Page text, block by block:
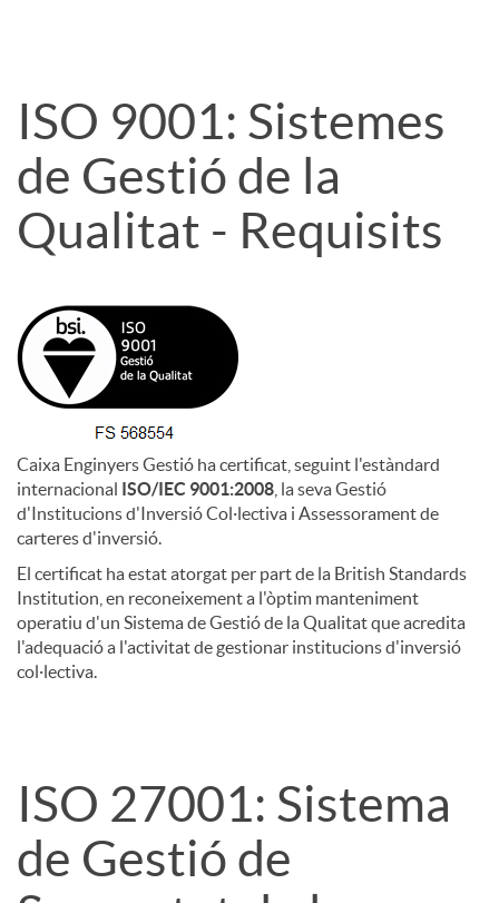
c
a
t
s
I
S
O
ISO 9001: Sistemes
de Gestió de la
Qualitat - Requisits
Caixa Enginyers Gestió ha certificat, seguint l'estàndard
internacional ISO/IEC 9001:2008 , la seva Gestió
d'Institucions d'Inversió Col·lectiva i Assessorament de
carteres d'inversió.
El certificat ha estat atorgat per part de la British Standards
Institution, en reconeixement a l'òptim manteniment
operatiu d'un Sistema de Gestió de la Qualitat que acredita
l'adequació a l'activitat de gestionar institucions d'inversió
col·lectiva.
ISO 27001: Sistema
de Gestió de